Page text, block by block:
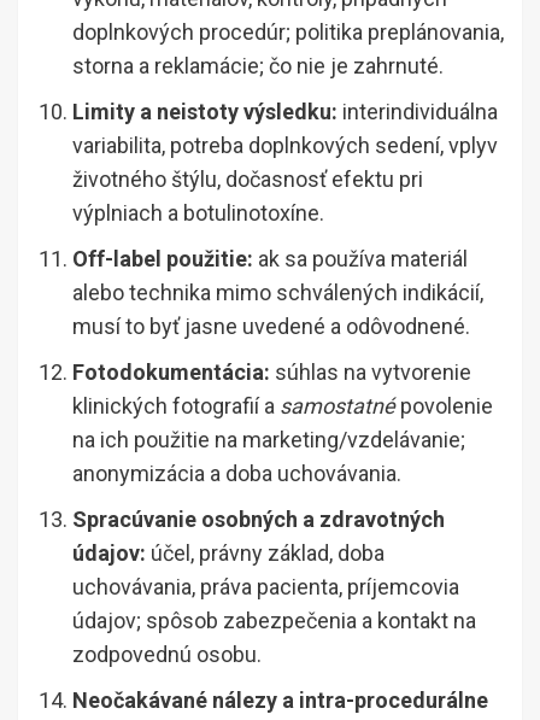
doplnkových procedúr; politika preplánovania,
storna a reklamácie; čo nie je zahrnuté.
Limity a neistoty výsledku: interindividuálna
variabilita, potreba doplnkových sedení, vplyv
životného štýlu, dočasnosť efektu pri
výplniach a botulinotoxíne.
Off-label použitie: ak sa používa materiál
alebo technika mimo schválených indikácií,
musí to byť jasne uvedené a odôvodnené.
Fotodokumentácia: súhlas na vytvorenie
klinických fotografií a samostatnépovolenie
na ich použitie na marketing/vzdelávanie;
anonymizácia a doba uchovávania.
Spracúvanie osobných a zdravotných
údajov: účel, právny základ, doba
uchovávania, práva pacienta, príjemcovia
údajov; spôsob zabezpečenia a kontakt na
zodpovednú osobu.
Neočakávané nálezy a intra-procedurálne